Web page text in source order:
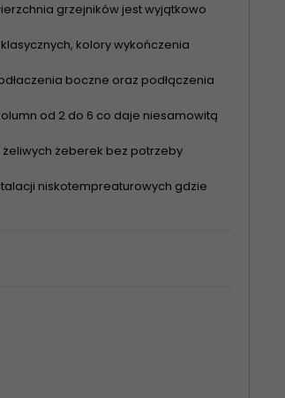
grzejników jest wyjątkowo
kolory wykończenia
boczne oraz podłączenia
od 2 do 6 co daje niesamowitą
żeberek bez potrzeby
niskotempreaturowych gdzie